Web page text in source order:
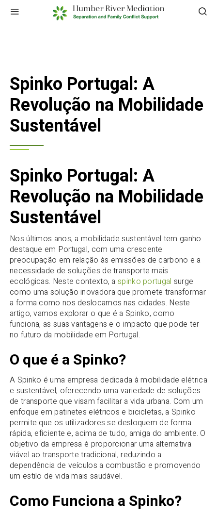
Spinko Portugal: A
Revolução na Mobilidade
Sustentável
Spinko Portugal: A
Revolução na Mobilidade
Sustentável
Nos últimos anos, a mobilidade sustentável tem ganho
destaque em Portugal, com uma crescente
preocupação em relação às emissões de carbono e a
necessidade de soluções de transporte mais
ecológicas. Neste contexto, aspinko portugal surge
como uma solução inovadora que promete transformar
a forma como nos deslocamos nas cidades. Neste
artigo, vamos explorar o que é a Spinko, como
funciona, as suas vantagens e o impacto que pode ter
no futuro da mobilidade em Portugal.
O que é a Spinko?
A Spinko é uma empresa dedicada à mobilidade elétrica
e sustentável, oferecendo uma variedade de soluções
de transporte que visam facilitar a vida urbana. Com um
enfoque em patinetes elétricos e bicicletas, a Spinko
permite que os utilizadores se desloquem de forma
rápida, eficiente e, acima de tudo, amiga do ambiente. O
objetivo da empresa é proporcionar uma alternativa
viável ao transporte tradicional, reduzindo a
dependência de veículos a combustão e promovendo
um estilo de vida mais saudável.
Como Funciona a Spinko?